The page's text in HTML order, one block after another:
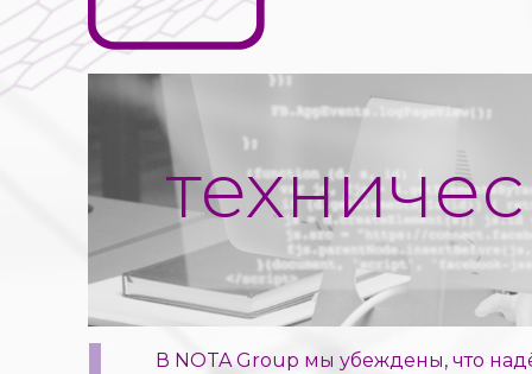
В NOTA Group мы убеждены, что